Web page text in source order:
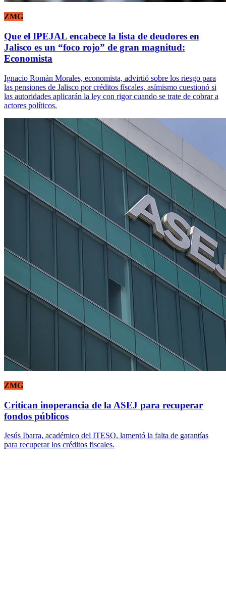
ZMG
Que el IPEJAL encabece la lista de deudores en
Jalisco es un “foco rojo” de gran magnitud:
Economista
Ignacio Román Morales, economista, advirtió sobre los riesgo para
las pensiones de Jalisco por créditos físcales, asímismo cuestionó si
las autoridades aplicarán la ley con rigor cuando se trate de cobrar a
actores políticos.
ZMG
Critican inoperancia de la ASEJ para recuperar
fondos públicos
Jesús Ibarra, académico del ITESO, lamentó la falta de garantías
para recuperar los créditos fiscales.